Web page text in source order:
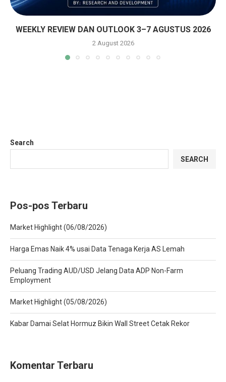
WEEKLY REVIEW DAN OUTLOOK 3–7 AGUSTUS 2026
2 August 2026
Search
SEARCH
Pos-pos Terbaru
Market Highlight (06/08/2026)
Harga Emas Naik 4% usai Data Tenaga Kerja AS Lemah
Peluang Trading AUD/USD Jelang Data ADP Non-Farm
Employment
Market Highlight (05/08/2026)
Kabar Damai Selat Hormuz Bikin Wall Street Cetak Rekor
Komentar Terbaru